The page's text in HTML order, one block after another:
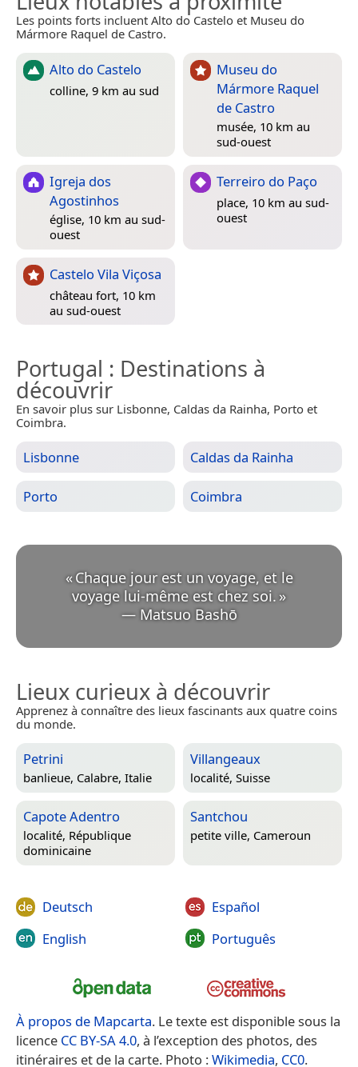
Les points forts incluent Alto do Castelo et Museu do
Mármore Raquel de Castro.
Alto do Castelo
colline, 9 km au sud
Museu do
Mármore Raquel
de Castro
musée, 10 km au
sud-ouest
Igreja dos
Agostinhos
église, 10 km au sud-
ouest
Terreiro do Paço
place, 10 km au sud-
ouest
Castelo Vila Viçosa
château fort, 10 km
au sud-ouest
Portugal : Destinations à
découvrir
En savoir plus sur Lisbonne, Caldas da Rainha, Porto et
Coimbra.
Lisbonne Caldas da Rainha
Porto Coimbra
«Chaque jour est un voyage, et le
voyage lui-même est chez soi.
— Matsuo Bashō
Lieux curieux à découvrir
Apprenez à connaître des lieux fascinants aux quatre coins
du monde.
Petrini
banlieue, Calabre, Italie
Villangeaux
localité, Suisse
Capote Adentro
localité, République
dominicaine
Santchou
petite ville, Cameroun
Deutsch
English
Español
Português
À propos de Mapcarta. Le texte est disponible sous la
licence CC BY-SA 4.0, à l’exception des photos, des
itinéraires et de la carte. Photo :Wikimedia, CC0.